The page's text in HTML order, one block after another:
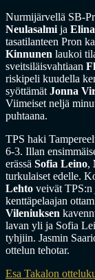
Nurmijärvellä SB-
Neulasalmi ja
tasatilanteen Pron
Kinnunen laukoi
sveitsiläisvahtiaan
riskipeli kuudella
syöttämät Jonna
Viimeiset neljä
puhtaana.
TPS haki
6-3. Illan
erässä Sofia Leino,
turkulaiset edelle.
Lehto veivät TPS:n
kenttäpelaajan
Vileniuksen
lavan yli ja Sofia
tyhjiin. Jasmin
ottelun tehotar.
Esa Takalon